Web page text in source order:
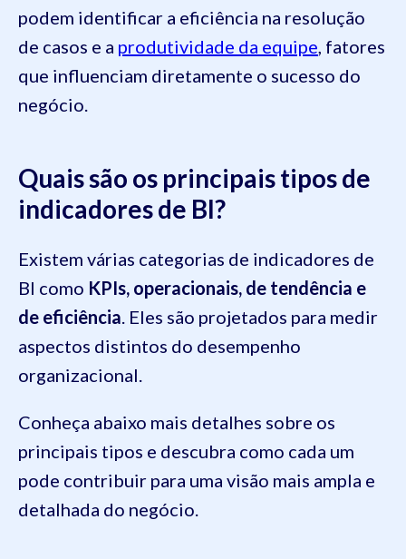
podem identificar a eficiência na resolução
de casos e a produtividade da equipe , fatores
que influenciam diretamente o sucesso do
negócio.
Quais são os principais tipos de
indicadores de BI?
Existem várias categorias de indicadores de
BI como KPIs, operacionais, de tendência e
de eficiência . Eles são projetados para medir
aspectos distintos do desempenho
organizacional.
Conheça abaixo mais detalhes sobre os
principais tipos e descubra como cada um
pode contribuir para uma visão mais ampla e
detalhada do negócio.